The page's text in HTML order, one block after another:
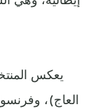
يعكس
العاج)،